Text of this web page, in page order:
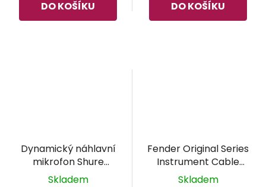
DO KOŠÍKU DO KOŠÍKU
Dynamický náhlavní
mikrofon Shure
WH20-TQG
Skladem
Fender Original Series
Instrument Cable
5,5m - nástrojový
Skladem